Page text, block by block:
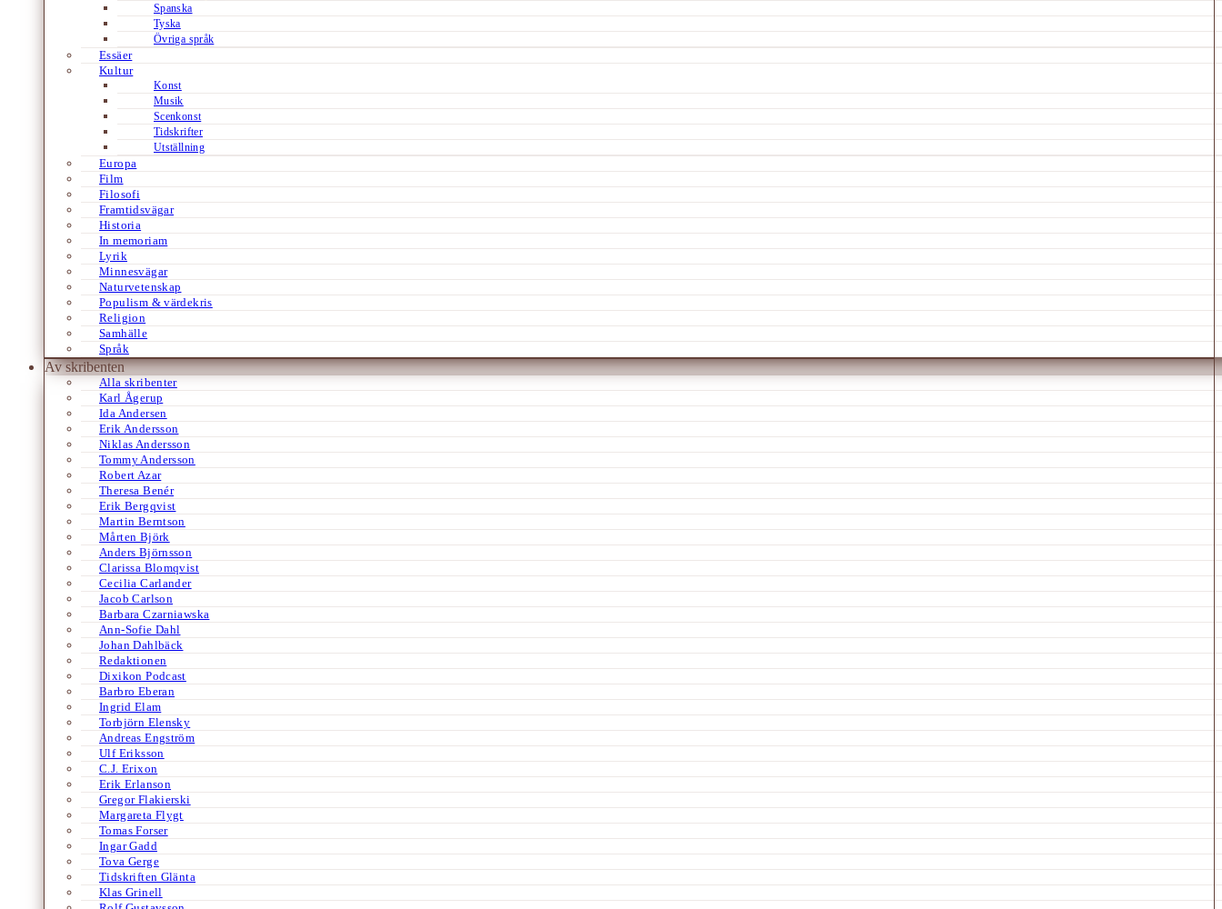
Spanska
Tyska
Övriga språk
Essäer
Kultur
Konst
Musik
Scenkonst
Tidskrifter
Utställning
Europa
Film
Filosofi
Framtidsvägar
Historia
In memoriam
Lyrik
Minnesvägar
Naturvetenskap
Populism & värdekris
Religion
Samhälle
Språk
Av skribenten
Alla skribenter
Karl Ågerup
Ida Andersen
Erik Andersson
Niklas Andersson
Tommy Andersson
Robert Azar
Theresa Benér
Erik Bergqvist
Martin Berntson
Mårten Björk
Anders Björnsson
Clarissa Blomqvist
Cecilia Carlander
Jacob Carlson
Barbara Czarniawska
Ann-Sofie Dahl
Johan Dahlbäck
Redaktionen
Dixikon Podcast
Barbro Eberan
Ingrid Elam
Torbjörn Elensky
Andreas Engström
Ulf Eriksson
C.J. Erixon
Erik Erlanson
Gregor Flakierski
Margareta Flygt
Tomas Forser
Ingar Gadd
Tova Gerge
Tidskriften Glänta
Klas Grinell